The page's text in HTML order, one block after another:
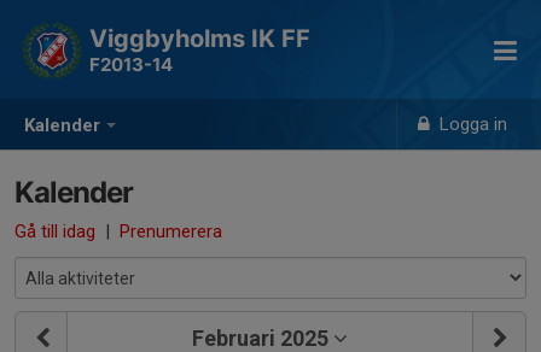
Kalender Logga in
Viggbyholms IK FF
F2013-14
Kalender
Gå till idag | Prenumerera
Februari 2025